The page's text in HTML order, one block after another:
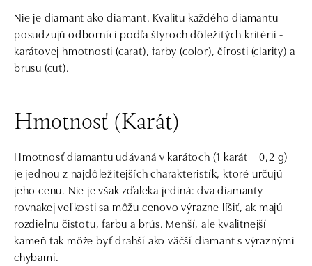
Nie je diamant ako diamant. Kvalitu každého diamantu
posudzujú odborníci podľa štyroch dôležitých kritérií -
karátovej hmotnosti (carat), farby (color), čírosti (clarity) a
brusu (cut).
Hmotnosť (Karát)
Hmotnosť diamantu udávaná v karátoch (1 karát = 0,2 g)
je jednou z najdôležitejších charakteristík, ktoré určujú
jeho cenu. Nie je však zďaleka jediná: dva diamanty
rovnakej veľkosti sa môžu cenovo výrazne líšiť, ak majú
rozdielnu čistotu, farbu a brús. Menší, ale kvalitnejší
kameň tak môže byť drahší ako väčší diamant s výraznými
chybami.